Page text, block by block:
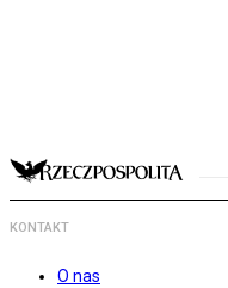
KONTAKT
O nas